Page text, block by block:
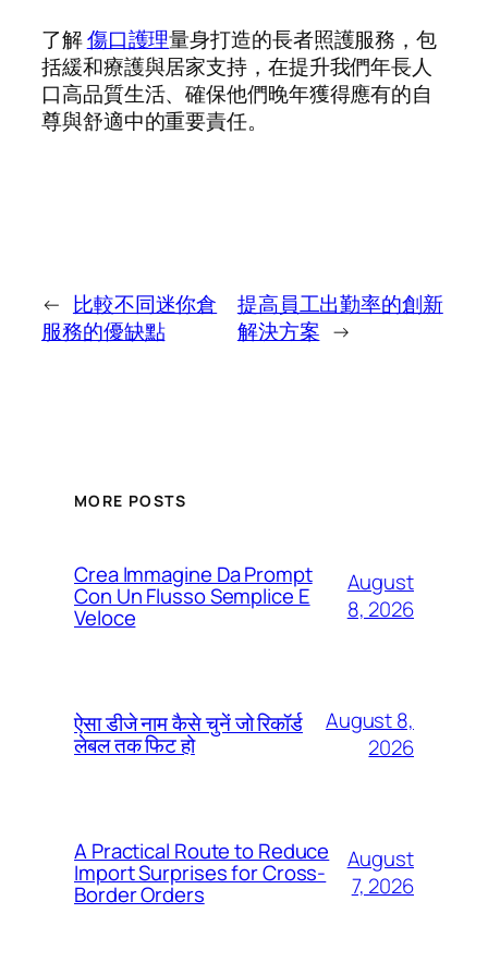
了解傷口護理量身打造的長者照護服務，包
括緩和療護與居家支持，在提升我們年長人
口高品質生活、確保他們晚年獲得應有的自
尊與舒適中的重要責任。
← 比較不同迷你倉
服務的優缺點
提高員工出勤率的創新
解決方案 →
MORE POSTS
Crea Immagine Da Prompt
Con Un Flusso Semplice E
Veloce
August
8, 2026
ऐसा डीजे नाम कैसे चुनें जो रिकॉर्ड
लेबल तक फिट हो
August 8,
2026
A Practical Route to Reduce
Import Surprises for Cross-
Border Orders
August
7, 2026